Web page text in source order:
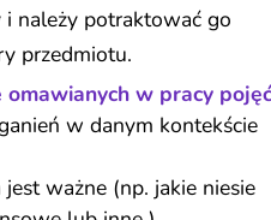
i należy potraktować go
przedmiotu.
omawianych w pracy pojęć
w danym kontekście
ważne (np. jakie niesie